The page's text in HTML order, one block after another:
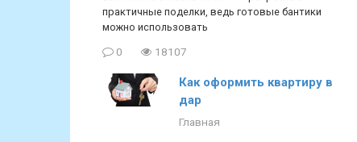
практичные поделки, ведь готовые бантики
можно использовать
0 18107
Как оформить квартиру в
дар
Главная